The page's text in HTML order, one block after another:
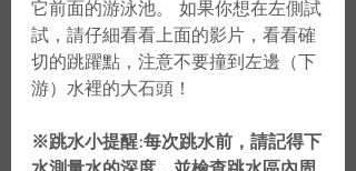
它前面的游泳池。 如果你想在左側試
試，請仔細看看上面的影片，看看確
切的跳躍點，注意不要撞到左邊（下
游）水裡的大石頭！
※跳水小提醒:每次跳水前，請記得下